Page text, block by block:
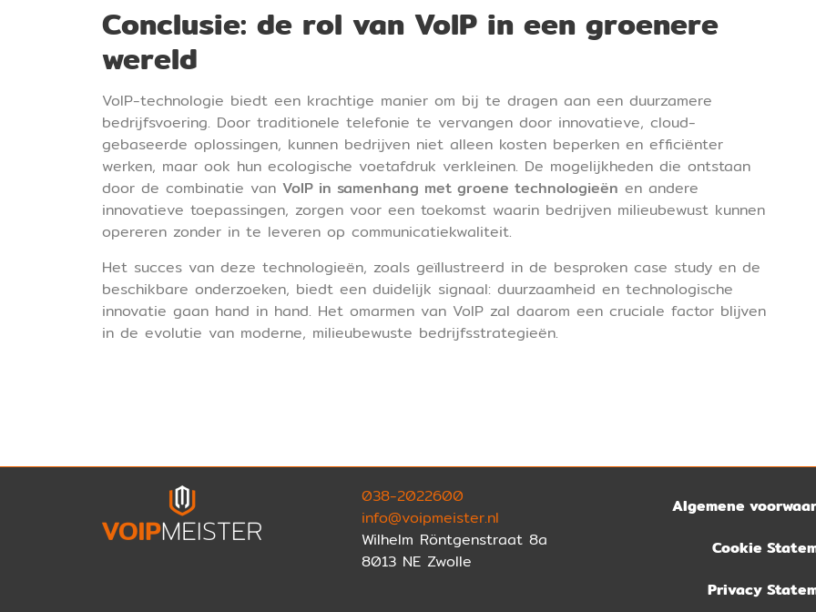
Conclusie: de rol van VoIP in een groenere
wereld
VoIP-technologie biedt een krachtige manier om bij te dragen aan een duurzamere
bedrijfsvoering. Door traditionele telefonie te vervangen door innovatieve, cloud-
gebaseerde oplossingen, kunnen bedrijven niet alleen kosten beperken en efficiënter
werken, maar ook hun ecologische voetafdruk verkleinen. De mogelijkheden die ontstaan
door de combinatie van VoIP in samenhang met groene technologieën en andere
innovatieve toepassingen, zorgen voor een toekomst waarin bedrijven milieubewust kunnen
opereren zonder in te leveren op communicatiekwaliteit.
Het succes van deze technologieën, zoals geïllustreerd in de besproken case study en de
beschikbare onderzoeken, biedt een duidelijk signaal: duurzaamheid en technologische
innovatie gaan hand in hand. Het omarmen van VoIP zal daarom een cruciale factor blijven
in de evolutie van moderne, milieubewuste bedrijfsstrategieën.
038-2022600
info@voipmeister.nl
Wilhelm Röntgenstraat 8a
8013 NE Zwolle
Algemene
Cookie
Privacy